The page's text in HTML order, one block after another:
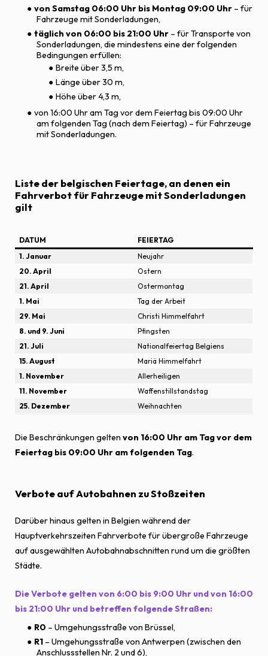
von Samstag 06:00 Uhr bis Montag 09:00 Uhr – für
Fahrzeuge mit Sonderladungen,
täglich von 06:00 bis 21:00 Uhr – für Transporte von
Sonderladungen, die mindestens eine der folgenden
Bedingungen erfüllen:
Breite über 3,5 m,
Länge über 30 m,
Höhe über 4,3 m,
von 16:00 Uhr am Tag vor dem Feiertag bis 09:00 Uhr
am folgenden Tag (nach dem Feiertag) – für Fahrzeuge
mit Sonderladungen.
Liste der belgischen Feiertage, an denen ein
Fahrverbot für Fahrzeuge mit Sonderladungen
gilt
DATUM
FEIERTAG
1. Januar
Neujahr
20. April
Ostern
21. April
Ostermontag
1. Mai
Tag der Arbeit
29. Mai
Christi Himmelfahrt
8. und 9. Juni
Pfingsten
21. Juli
Nationalfeiertag Belgiens
15. August
Mariä Himmelfahrt
1. November
Allerheiligen
11. November
Waffenstillstandstag
25. Dezember
Weihnachten
Die Beschränkungen gelten von 16:00 Uhr am Tag vor dem
Feiertag bis 09:00 Uhr am folgenden Tag.
Verbote auf Autobahnen zu Stoßzeiten
Darüber hinaus gelten in Belgien während der
Hauptverkehrszeiten Fahrverbote für übergroße Fahrzeuge
auf ausgewählten Autobahnabschnitten rund um die größten
Städte.
Die Verbote gelten von 6:00 bis 9:00 Uhr und von 16:00
bis 21:00 Uhr und betreffen folgende Straßen:
R0 – Umgehungsstraße von Brüssel,
R1 – Umgehungsstraße von Antwerpen (zwischen den
Anschlussstellen Nr. 2 und 6),